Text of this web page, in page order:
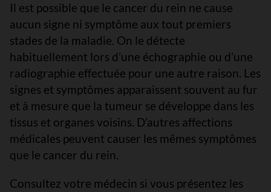
Il est possible que le cancer du rein ne cause
aucun signe ni symptôme aux tout premiers
stades de la maladie. On le détecte
habituellement lors d’une échographie ou d’une
radiographie effectuée pour une autre raison. Les
signes et symptômes apparaissent souvent au fur
et à mesure que la tumeur se développe dans les
tissus et organes voisins. D’autres affections
médicales peuvent causer les mêmes symptômes
que le cancer du rein.
Consultez votre médecin si vous présentez les